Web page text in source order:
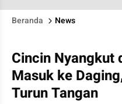
Beranda News
Cincin Nyangkut
Masuk ke
Turun Tangan